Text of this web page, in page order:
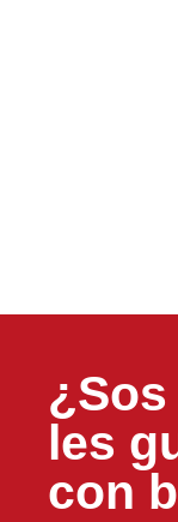
les
con